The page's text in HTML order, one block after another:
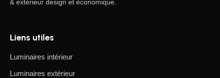
Les fabricants de luminaires LED proposent des créations
fascinantes : on y trouve des produits standards et des
& extérieur design et économique.
Liens utiles
Luminaires intérieur
Luminaires extérieur